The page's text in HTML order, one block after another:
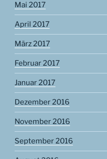
Mai 2017
April 2017
März 2017
Februar 2017
Januar 2017
Dezember 2016
November 2016
September 2016